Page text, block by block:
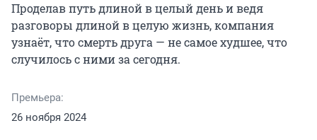
Проделав путь длиной в целый день и ведя
разговоры длиной в целую жизнь, компания
узнаёт, что смерть друга — не самое худшее, что
случилось с ними за сегодня.
Премьера:
26 ноября 2024